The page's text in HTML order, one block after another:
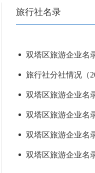
旅行社名录
双塔区旅游企业名
旅行社分社情况（
双塔区旅游企业名
双塔区旅游企业名
双塔区旅游企业名
双塔区旅游企业名